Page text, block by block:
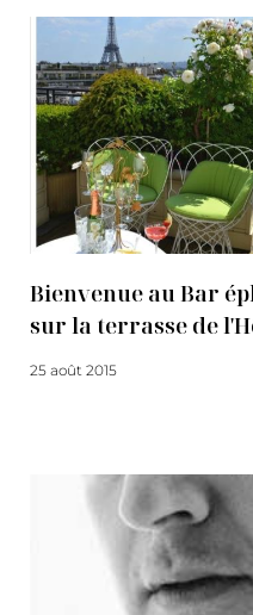
Bienvenue au Bar
sur la terrasse de
25 août 2015